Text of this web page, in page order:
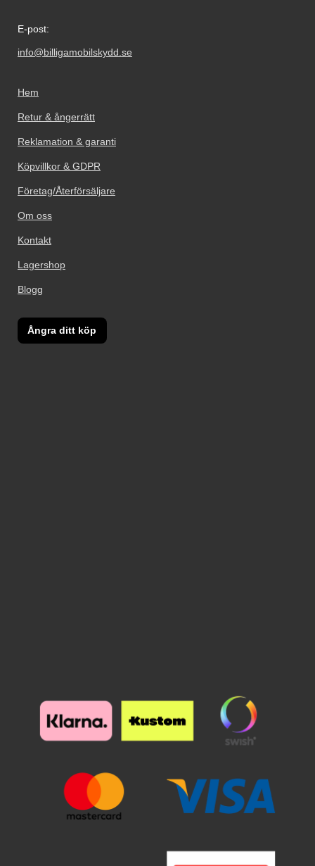
E-post:
info@billigamobilskydd.se
Hem
Retur & ångerrätt
Reklamation & garanti
Köpvillkor & GDPR
Företag/Återförsäljare
Om oss
Kontakt
Lagershop
Blogg
Ångra ditt köp